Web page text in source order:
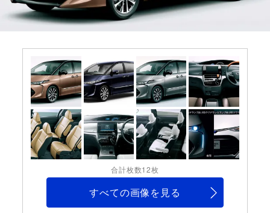
合計枚数12枚
すべての画像を見る